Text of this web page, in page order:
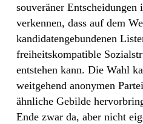
souveräner
verkennen, dass auf dem
kandidatengebundenen
freiheitskompatible
entstehen kann. Die Wahl
weitgehend anonymen
ähnliche Gebilde
Ende zwar da, aber nicht